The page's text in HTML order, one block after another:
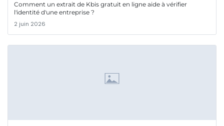
Comment un extrait de Kbis gratuit en ligne aide à vérifier
l'identité d'une entreprise ?
2 juin 2026